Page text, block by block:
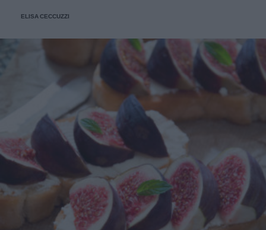
ELISA CECCUZZI